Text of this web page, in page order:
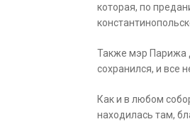
которая, по
Также мэр Парижа
сохранился, и все
Как и в любом
находилась там,